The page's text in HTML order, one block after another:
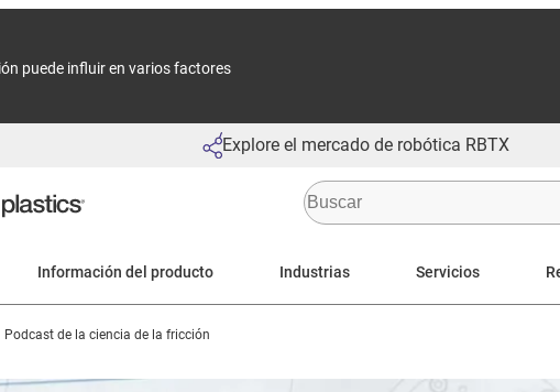
puede influir en varios factores
Explore el mercado de robótica RBTX
Información del producto Industrias Servicios
Podcast de la ciencia de la fricción